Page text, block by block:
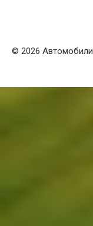
© 2026 Автомобили